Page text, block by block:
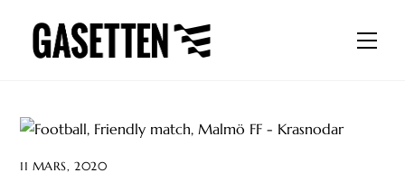
content
11 MARS, 2020